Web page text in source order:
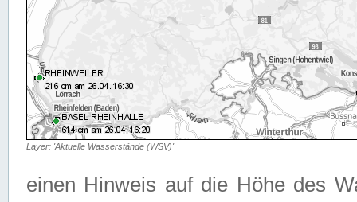
Layer: 'Aktuelle Wasserstände (WSV)'
einen Hinweis auf die Höhe des